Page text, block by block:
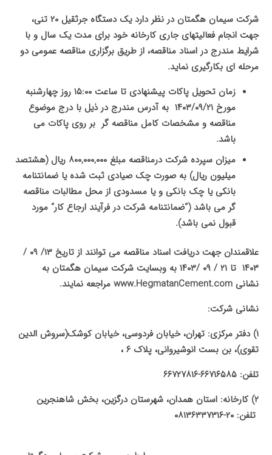
شرکت سیمان هگمتان در نظر دارد یک دستگاه جرثقیل ۲۰ تنی،
جهت انجام فعالیتهای جاری کارخانه خود برای مدت یک سال و با
شرایط مندرج در اسناد مناقصه، از طریق برگزاری مناقصه عمومی دو
مرحله ای بکارگیری نماید.
زمان تحویل پاکات پیشنهادی تا ساعت ۱۵:۰۰ روز چهارشنبه
مورخ ۱۴۰۳/۰۹/۲۱ به آدرس مندرج در ذیل با درج موضوع
مناقصه و مشخصات کامل مناقصه گر بر روی پاکات می
باشد.
میزان سپرده شرکت درمناقصه مبلغ ۸۰۰,۰۰۰,۰۰۰ ریال (هشتصد
میلیون ریال) به صورت چک صیادی ثبت شده یا ضمانتنامه
بانکی یا چک بانکی و یا مسدودی از محل مطالبات مناقصه
گر می باشد (“ضمانتنامه شرکت در فرآیند ارجاع کار“ مورد
قبول نمی باشد).
علاقمندان جهت دریافت اسناد مناقصه می توانند از تاریخ ۱۳/ ۰۹ /
۱۴۰۳ تا ۲۱ / ۰۹ /۱۴۰۳ به وبسایت شرکت سیمان هگمتان به
نشانیwww.HegmatanCement.com مراجعه نمایند.
نشانی شرکت:
۱)‌ دفتر مرکزی: تهران، خیابان فردوسی، خیابان کوشک(سروش الدین
تقوی)، بن بست انوشیروانی، پلاک ۶ ،‌
تلفن: ۶۶۷۱۶۵۸۵-۶۶۷۲۷۸۱۶
۲)‌ کارخانه: استان همدان، شهرستان درگزین، بخش شاهنجرین
تلفن: ۲۰-۰۸۱۳۶۳۳۷۳۱۶